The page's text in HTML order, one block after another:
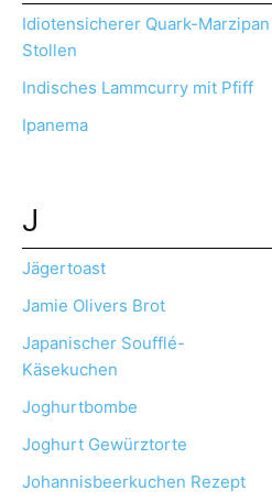
Idiotensicherer Quark-Marzipan
Stollen
Indisches Lammcurry mit Pfiff
Ipanema
J
Jägertoast
Jamie Olivers Brot
Japanischer Soufflé-
Käsekuchen
Joghurtbombe
Joghurt Gewürztorte
Johannisbeerkuchen Rezept